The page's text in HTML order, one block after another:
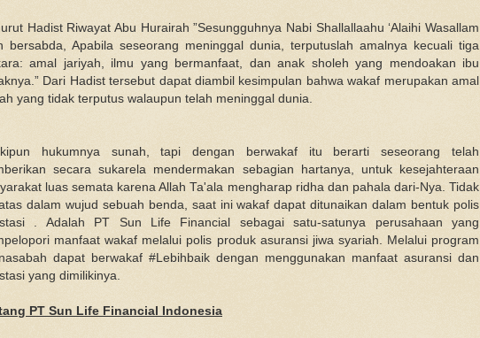
Hadist Riwayat Abu Hurairah ”Sesungguhnya Nabi Shallallaahu ‘Alaihi Wasallam
bersabda, Apabila seseorang meninggal dunia, terputuslah amalnya kecuali tiga
amal jariyah, ilmu yang bermanfaat, dan anak sholeh yang mendoakan ibu
Dari Hadist tersebut dapat diambil kesimpulan bahwa wakaf merupakan amal
yang tidak terputus walaupun telah meninggal dunia.
hukumnya sunah, tapi dengan berwakaf itu berarti seseorang telah
secara sukarela mendermakan sebagian hartanya, untuk kesejahteraan
luas semata karena Allah Ta'ala mengharap ridha dan pahala dari-Nya. Tidak
dalam wujud sebuah benda, saat ini wakaf dapat ditunaikan dalam bentuk polis
. Adalah PT Sun Life Financial sebagai satu-satunya perusahaan yang
manfaat wakaf melalui polis produk asuransi jiwa syariah. Melalui program
dapat berwakaf #Lebihbaik dengan menggunakan manfaat asuransi dan
yang dimilikinya.
PT Sun Life Financial Indonesia